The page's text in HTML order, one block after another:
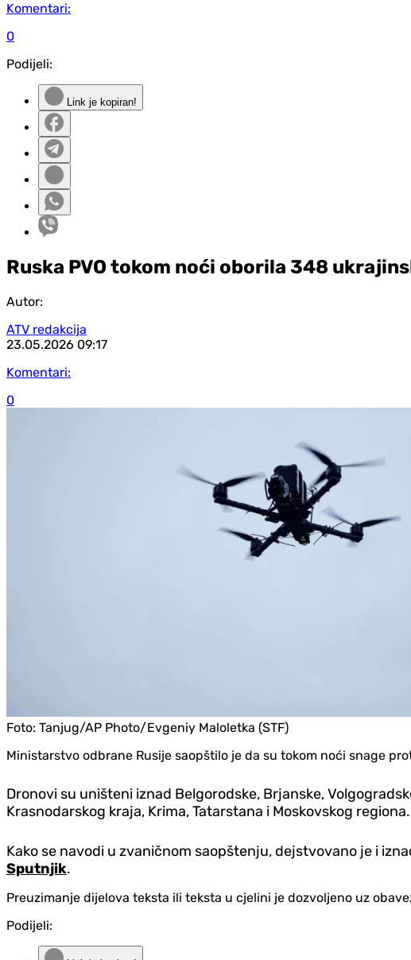
Komentari:
0
Podijeli:
Link je kopiran!
Ruska PVO tokom noći oborila 348
Autor:
ATV redakcija
23.05.2026 09:17
Komentari:
0
Foto: Tanjug/AP Photo/Evgeniy Maloletka (STF)
Ministarstvo odbrane Rusije saopštilo je da su tokom noći snage
Dronovi su uništeni iznad Belgorodske, Brjanske,
Krasnodarskog kraja, Krima, Tatarstana i Moskovskog regiona.
Kako se navodi u zvaničnom saopštenju, dejstvovano je i
Sputnjik.
Preuzimanje dijelova teksta ili teksta u cjelini je dozvoljeno uz
Podijeli: